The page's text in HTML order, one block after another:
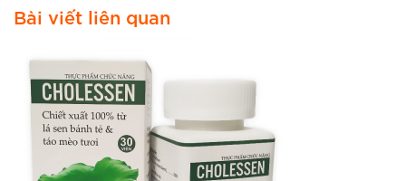
Bài viết liên quan